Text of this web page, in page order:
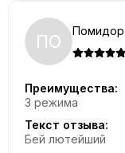
ПО Помидор
Преимущества:
3 режима
Текст отзыва:
Бей лютейший